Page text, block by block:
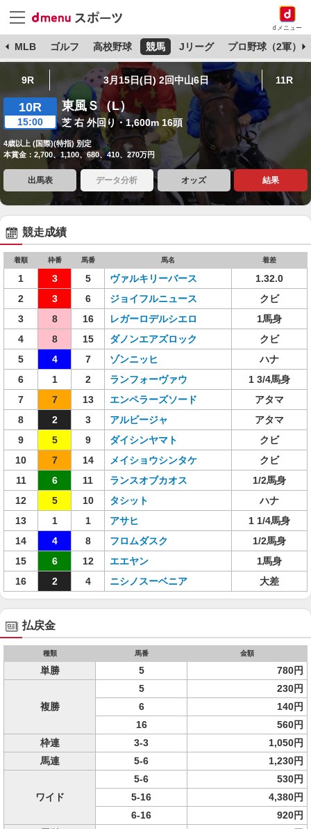
dメニュー
MLB ゴルフ 高校野球 競馬 Jリーグ プロ野球（2軍）
9R 3月15日(日) 2回中山6日 11R
10R
15:00
東風Ｓ（L）
芝 右 外回り・1,600m 16頭
4歳以上 (国際)(特指) 別定
本賞金：2,700、1,100、680、410、270万円
出馬表 データ分析 オッズ 結果
競走成績
着順 枠番 馬番 馬名 着差
1 3 5 ヴァルキリーバース
1.32.0
2
3 6 ジョイフルニュース
クビ
3
8 16 レガーロデルシエロ
1馬身
4
8 15 ダノンエアズロック
クビ
5
4 7 ゾンニッヒ
ハナ
6
1 2 ランフォーヴァウ
1 3/4馬身
7
7 13 エンペラーズソード
アタマ
8
2 3 アルビージャ
アタマ
9
5 9 ダイシンヤマト
クビ
10
7 14 メイショウシンタケ
クビ
11
6 11 ランスオブカオス
1/2馬身
12
5 10 タシット
ハナ
13
1 1 アサヒ
1 1/4馬身
14
4 8 フロムダスク
1/2馬身
15
6 12 エエヤン
1馬身
16
2 4 ニシノスーベニア 大差
払戻金
種類 馬番 金額
単勝 5 780円
複勝
5
230円
6
140円
16
560円
枠連
3-3
1,050円
馬連
5-6 1,230円
ワイド
5-6
530円
5-16
4,380円
6-16
920円